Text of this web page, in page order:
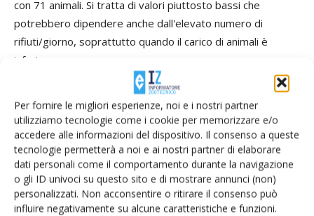
Per fornire le migliori esperienze, noi e i nostri partner
utilizziamo tecnologie come i cookie per memorizzare e/o
accedere alle informazioni del dispositivo. Il consenso a queste
tecnologie permetterà a noi e ai nostri partner di elaborare
dati personali come il comportamento durante la navigazione
o gli ID univoci su questo sito e di mostrare annunci (non)
personalizzati. Non acconsentire o ritirare il consenso può
influire negativamente su alcune caratteristiche e funzioni.
con 71 animali. Si tratta di valori piuttosto bassi che
potrebbero dipendere anche dall'elevato numero di
rifiuti/giorno, soprattutto quando il carico di animali è
inferiore.
Per aumentare la quantità di latte raccolta nelle 24 ore può
essere utile analizzare il numero di mungiture ad ogni ora
del giorno.